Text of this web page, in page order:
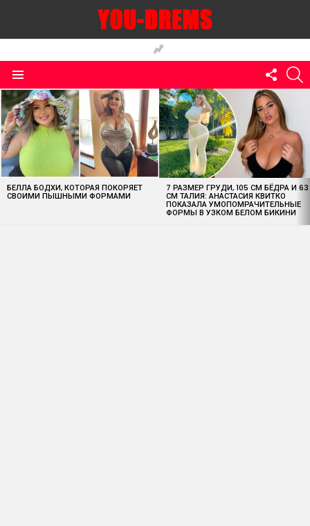
US
MOST
VIEWED
STORIES
БЕЛЛА БОДХИ, КОТОРАЯ ПОКОРЯЕТ
СВОИМИ ПЫШНЫМИ ФОРМАМИ
7 РАЗМЕР ГРУДИ, 105 СМ БЁДРА И 63
СМ ТАЛИЯ: АНАСТАСИЯ КВИТКО
ПОКАЗАЛА УМОПОМРАЧИТЕЛЬНЫЕ
ФОРМЫ В УЗКОМ БЕЛОМ БИКИНИ